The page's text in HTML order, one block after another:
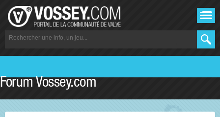
Forum Vossey.com